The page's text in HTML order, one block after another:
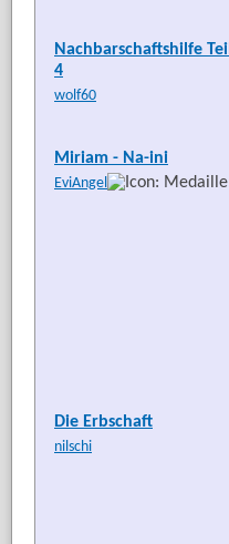
Nachbarschaftshilfe Teil
4
wolf60
Miriam - Na-ini
EviAngel
Die Erbschaft
nilschi